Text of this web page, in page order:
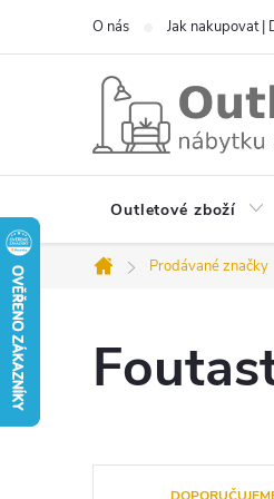
O nás Jak nakupovat |
Outletové zboží
Domů
Prodávané značky